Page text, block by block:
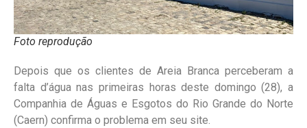
Foto reprodução
Depois que os clientes de Areia Branca perceberam a
falta d’água nas primeiras horas deste domingo (28), a
Companhia de Águas e Esgotos do Rio Grande do Norte
(Caern) confirma o problema em seu site.